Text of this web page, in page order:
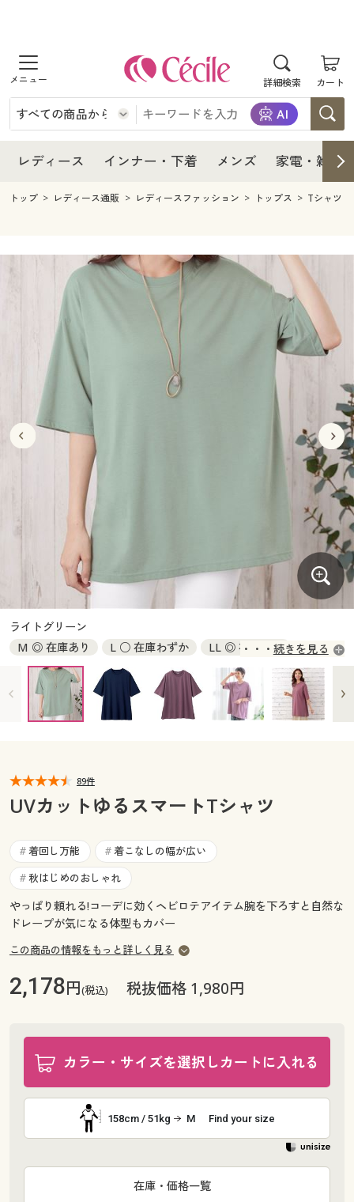
詳細検索 カート
商品を探す
レディース
レディースファッション
インナー・下着
インナー・下着通販すべて
メンズ下着
ジュニア・ティーンズ下着
メンズ
メンズファッション
メンズ下着
家電・雑貨すべて
キッチン・雑貨・日用品
寝具・インテリア・家具
寝具・インテリア・家具通販すべて
家具・収納
寝具・ベッド
カーテン・ラグ・ファブリック
美容・健康
美容・健康通販すべて
美容・健康・サプリメント
制服・スクール
制服・スクールすべて
ジュニア・ティーンズ下着
大きいサイズ
大きいサイズ通販すべて
大きいサイズ レディース服
大きいサイズ レディース下着
大きいサイズ メンズ
大きいサイズ 事務・制服
バーゲンセール
シークレットセール
商品カテゴリ一覧
カタログ
カタログ・チラシからのご注文
デジタルカタログ
カタログ無料プレゼント
マイページ
お気に入り
サポート
ご利用ガイド
よくある質問とお問い合わせ
レディース インナー・下着 メンズ 家電・雑貨
レディース
レディース通販すべて
レディースファッション
インナー・下着
インナー・下着通販すべて
ジュニア・ティーンズ下着
メンズ
メンズ下着
キッチン・雑貨・日用品
寝具・インテリア・家具通販すべて
家具・収納
寝具・ベッド
カーテン・ラグ・ファブリック
美容・健康
美容・健康通販すべて
美容・健康・サプリメント
制服・スクール
制服・スクールすべて
制服・学生服
ジュニア・ティーンズ下着
大きいサイズ
大きいサイズ通販すべて
大きいサイズ レディース服
大きいサイズ レディース下着
大きいサイズ メンズ
大きいサイズ 事務・制服
バーゲン
バーゲンセール
シークレットセール
詳細検索
商品カテゴリ一覧
カタログ
カタログ・チラシからのご注文
カタログ無料プレゼント
会員メニュー
閲覧履歴
サポート
ご利用ガイド
よくある質問とお問い合わせ
トップ レディース通販 レディースファッション トップス Tシャツ
ライトグリーン
M ◎ 在庫あり
L ○ 在庫わずか
LL ◎ 在庫あり
3L × 入荷未定
続きを見る
89件
UVカットゆるスマートTシャツ
# 着回し万能 # 着こなしの幅が広い
# 秋はじめのおしゃれ
やっぱり頼れる!コーデに効くヘビロテアイテム腕を下ろすと自然な
ドレープが気になる体型もカバー
この商品の情報をもっと詳しく見る
2,178円(税込) 税抜価格 1,980円
カラー・サイズを選択しカートに入れる
158cm / 51kg M Find your size
在庫・価格一覧